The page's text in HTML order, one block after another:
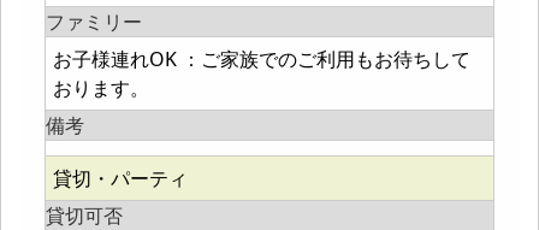
ファミリー
お子様連れOK ：ご家族でのご利用もお待ちして
おります。
備考
貸切・パーティ
貸切可否